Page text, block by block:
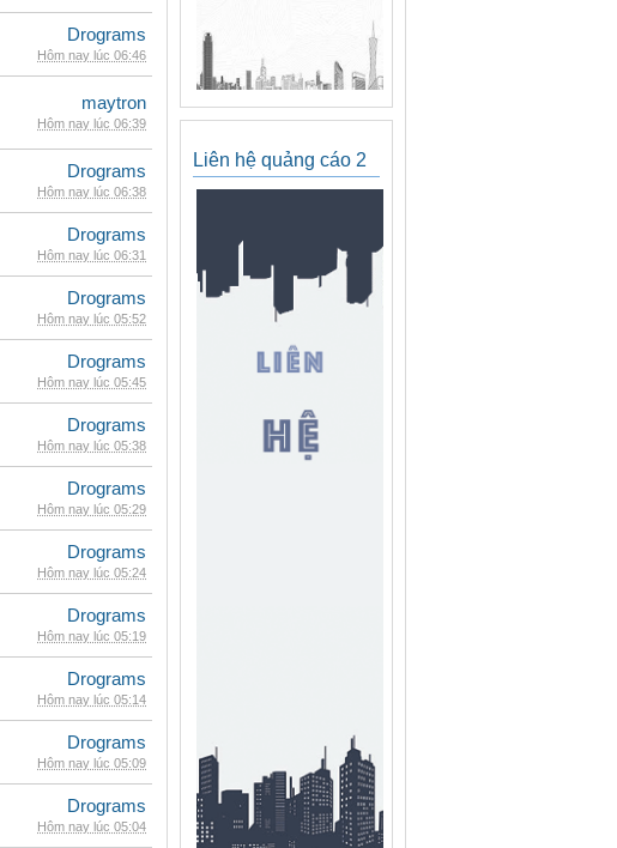
Drograms
Hôm nay lúc 06:46
maytron
Hôm nay lúc 06:39
Drograms
Hôm nay lúc 06:38
Drograms
Hôm nay lúc 06:31
Drograms
Hôm nay lúc 05:52
Drograms
Hôm nay lúc 05:45
Drograms
Hôm nay lúc 05:38
Drograms
Hôm nay lúc 05:29
Drograms
Hôm nay lúc 05:24
Drograms
Hôm nay lúc 05:19
Drograms
Hôm nay lúc 05:14
Drograms
Hôm nay lúc 05:09
Drograms
Hôm nay lúc 05:04
Liên hệ quảng cáo 2